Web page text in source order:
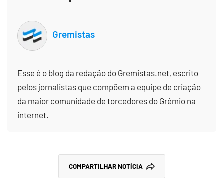
Gremistas
Esse é o blog da redação do Gremistas.net, escrito
pelos jornalistas que compõem a equipe de criação
da maior comunidade de torcedores do Grêmio na
internet.
COMPARTILHAR NOTÍCIA